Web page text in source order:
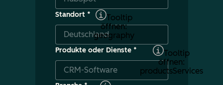
Standort *
Tooltip
öffnen:
geography
Produkte oder Dienste*
Tooltip
öffnen:
productsServices